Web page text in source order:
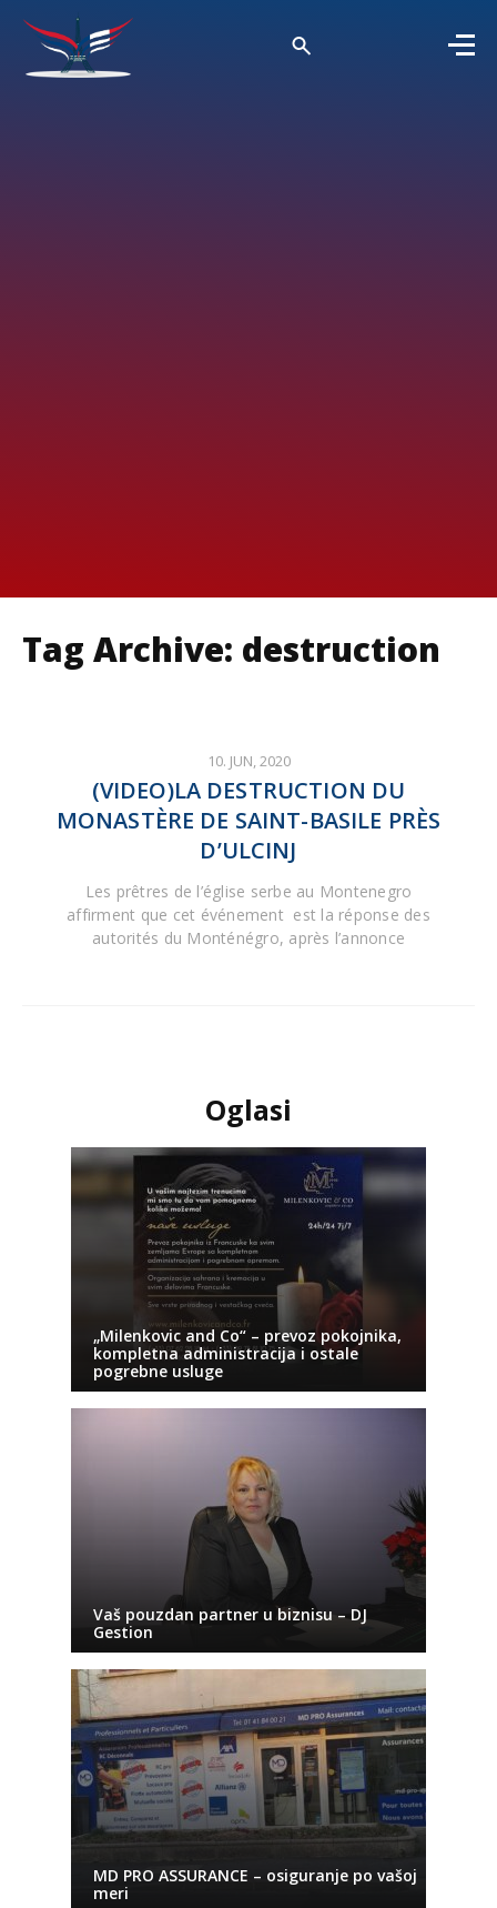
Tag Archive: destruction
10. JUN, 2020
(VIDEO)LA DESTRUCTION DU
MONASTÈRE DE SAINT-BASILE PRÈS
D’ULCINJ
Les prêtres de l’église serbe au Montenegro
affirment que cet événement est la réponse des
autorités du Monténégro, après l’annonce
Oglasi
„Milenkovic and Co“ – prevoz pokojnika,
kompletna administracija i ostale
pogrebne usluge
Vaš pouzdan partner u biznisu – DJ
Gestion
MD PRO ASSURANCE – osiguranje po vašoj
meri